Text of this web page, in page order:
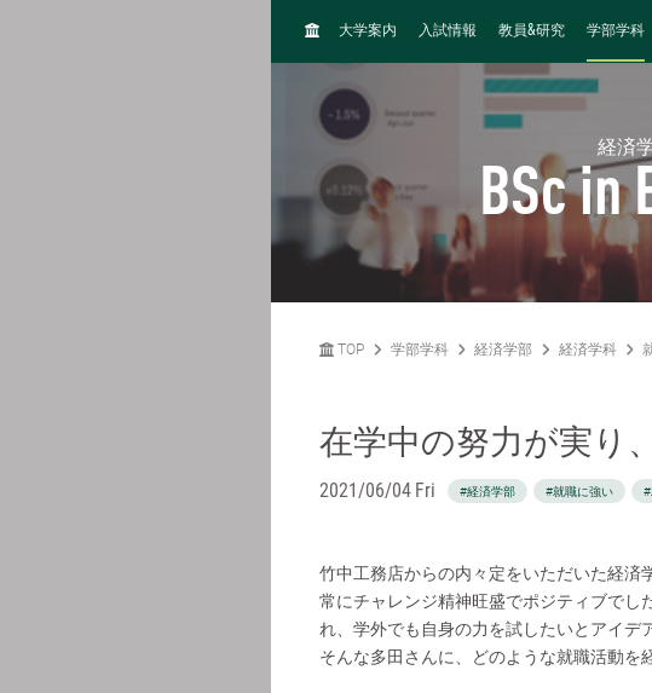
H
E
大学案内 入試情報 教員&研究 学部学科
経済
BSc in
TOP 学部学科 経済学部 経済学科
在学中の努力が実り
2021/06/04 Fri #経済学部 #就職に強い #
竹中工務店からの内々定をいただいた経済
常にチャレンジ精神旺盛でポジティブでし
れ、学外でも自身の力を試したいとアイデ
そんな多田さんに、どのような就職活動を